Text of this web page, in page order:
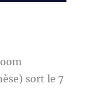
sort le 7